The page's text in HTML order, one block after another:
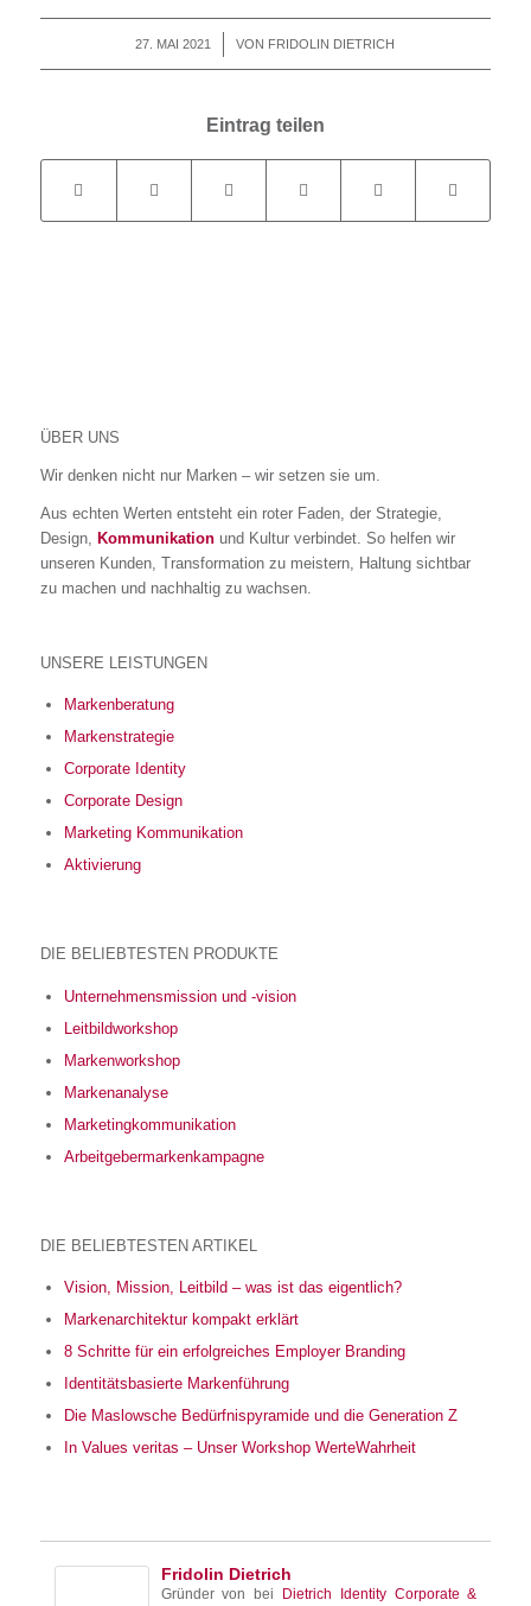
27. MAI 2021
/ VON FRIDOLIN DIETRICH
Eintrag teilen
ÜBER UNS
Wir denken nicht nur Marken – wir setzen sie um.
Aus echten Werten entsteht ein roter Faden, der Strategie,
Design, Kommunikationund Kultur verbindet. So helfen wir
unseren Kunden, Transformation zu meistern, Haltung sichtbar
zu machen und nachhaltig zu wachsen.
UNSERE LEISTUNGEN
Markenberatung
Markenstrategie
Corporate Identity
Corporate Design
Marketing Kommunikation
Aktivierung
DIE BELIEBTESTEN PRODUKTE
Unternehmensmission und -vision
Leitbildworkshop
Markenworkshop
Markenanalyse
Marketingkommunikation
Arbeitgebermarkenkampagne
DIE BELIEBTESTEN ARTIKEL
Vision, Mission, Leitbild – was ist das eigentlich?
Markenarchitektur kompakt erklärt
8 Schritte für ein erfolgreiches Employer Branding
Identitätsbasierte Markenführung
Die Maslowsche Bedürfnispyramide und die Generation Z
In Values veritas – Unser Workshop WerteWahrheit
Fridolin Dietrich
Gründer von bei Dietrich Identity Corporate &